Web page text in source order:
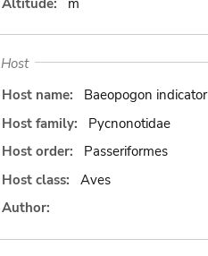
Host
Host name:
Baeopogon indicator
Host family:
Pycnonotidae
Host order:
Passeriformes
Host class:
Aves
Author: